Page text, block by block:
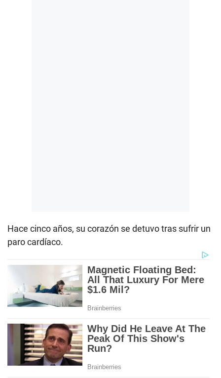
Hace cinco años, su corazón se detuvo tras sufrir un
paro cardíaco.